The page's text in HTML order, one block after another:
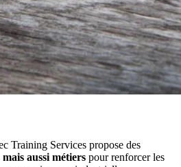
Training Services propose des
aussi métiers pour renforcer les